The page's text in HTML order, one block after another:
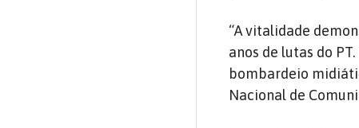
“A vitalidade
anos de lutas do
bombardeio
Nacional de